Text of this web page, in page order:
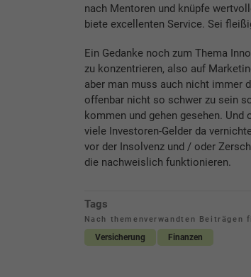
nach Mentoren und knüpfe
biete excellenten Service. Sei
Ein Gedanke noch zum Thema
zu konzentrieren, also auf
aber man muss auch nicht immer
offenbar nicht so schwer zu sein
kommen und gehen gesehen.
viele Investoren-Gelder da
vor der Insolvenz und / oder
die nachweislich funktionieren.
Tags
Nach themenverwandten Beiträgen
Versicherung Finanzen